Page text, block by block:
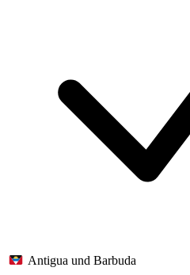
Antigua und Barbuda